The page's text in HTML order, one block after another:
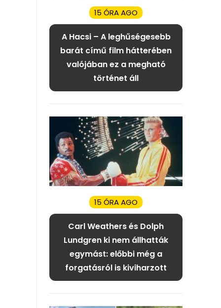
15 ÓRA AGO
A Hacsi – A leghűségesebb
barát című film hátterében
valójában ez a megható
történet áll
15 ÓRA AGO
Carl Weathers és Dolph
Lundgren ki nem állhatták
egymást: előbbi még a
forgatásról is kiviharzott